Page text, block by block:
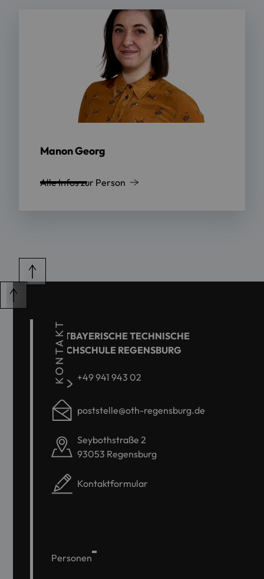
Manon Georg
Alle Infos zur Person
KONTAKT
OSTBAYERISCHE TECHNISCHE
HOCHSCHULE REGENSBURG
+49 941 943 02
poststelle@oth-regensburg.de
Seybothstraße 2
93053 Regensburg
Kontaktformular
Personen